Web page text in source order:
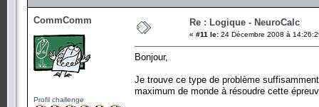
CommComm
Profil challenge
Re : Logique - NeuroCalc
« #11 le: 24 Décembre 2008 à
Bonjour,
Je trouve ce type de problème
maximum de monde à résoudre cette